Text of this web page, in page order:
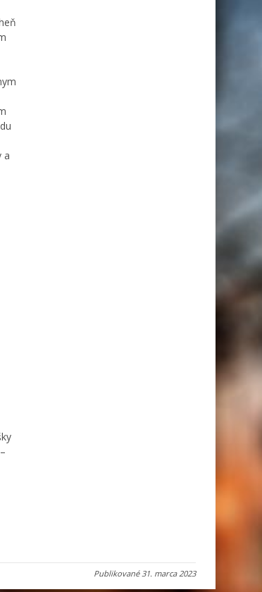
a
Publikované31. marca 2023